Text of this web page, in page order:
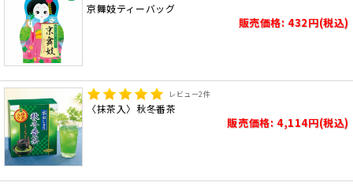
京舞妓ティーバッグ
販売価格: 432円(税込)
レビュー2件
〈抹茶入〉秋冬番茶
販売価格: 4,114円(税込)